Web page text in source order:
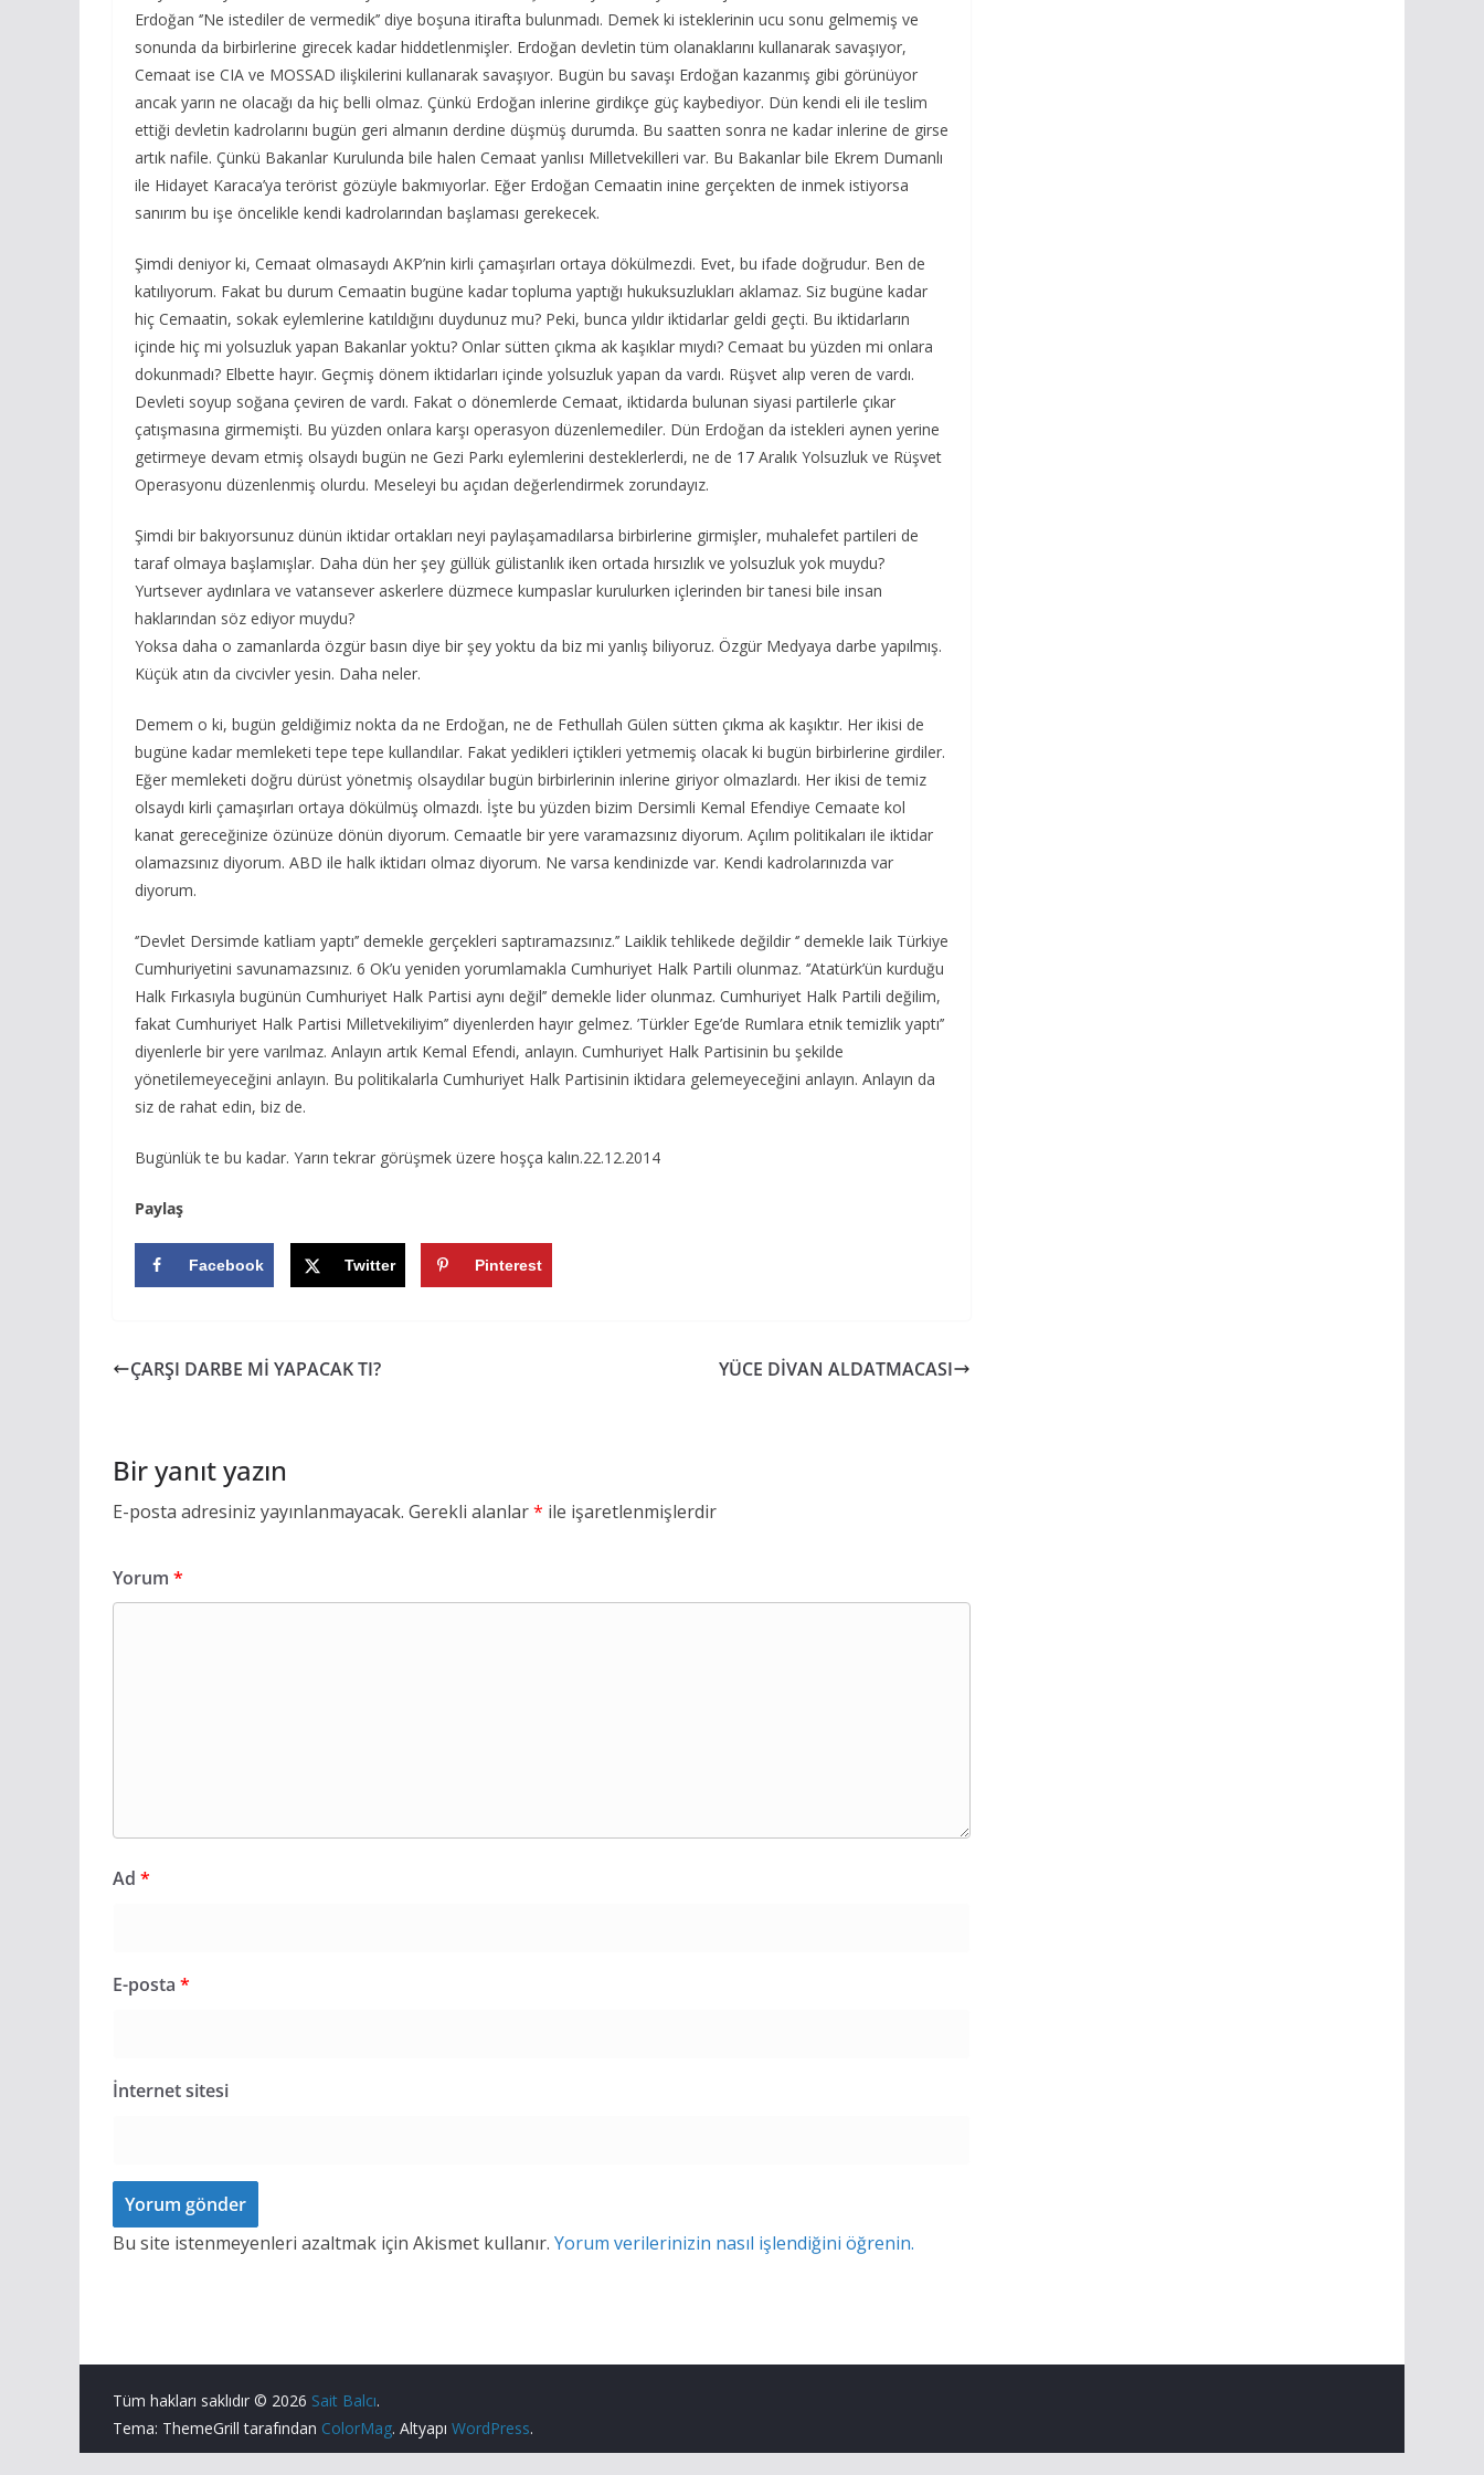
Erdoğan ‘’Ne istediler de vermedik’’ diye boşuna itirafta bulunmadı. Demek ki isteklerinin ucu sonu gelmemiş ve
sonunda da birbirlerine girecek kadar hiddetlenmişler. Erdoğan devletin tüm olanaklarını kullanarak savaşıyor,
Cemaat ise CIA ve MOSSAD ilişkilerini kullanarak savaşıyor. Bugün bu savaşı Erdoğan kazanmış gibi görünüyor
ancak yarın ne olacağı da hiç belli olmaz. Çünkü Erdoğan inlerine girdikçe güç kaybediyor. Dün kendi eli ile teslim
ettiği devletin kadrolarını bugün geri almanın derdine düşmüş durumda. Bu saatten sonra ne kadar inlerine de girse
artık nafile. Çünkü Bakanlar Kurulunda bile halen Cemaat yanlısı Milletvekilleri var. Bu Bakanlar bile Ekrem Dumanlı
ile Hidayet Karaca’ya terörist gözüyle bakmıyorlar. Eğer Erdoğan Cemaatin inine gerçekten de inmek istiyorsa
sanırım bu işe öncelikle kendi kadrolarından başlaması gerekecek.
Şimdi deniyor ki, Cemaat olmasaydı AKP’nin kirli çamaşırları ortaya dökülmezdi. Evet, bu ifade doğrudur. Ben de
katılıyorum. Fakat bu durum Cemaatin bugüne kadar topluma yaptığı hukuksuzlukları aklamaz. Siz bugüne kadar
hiç Cemaatin, sokak eylemlerine katıldığını duydunuz mu? Peki, bunca yıldır iktidarlar geldi geçti. Bu iktidarların
içinde hiç mi yolsuzluk yapan Bakanlar yoktu? Onlar sütten çıkma ak kaşıklar mıydı? Cemaat bu yüzden mi onlara
dokunmadı? Elbette hayır. Geçmiş dönem iktidarları içinde yolsuzluk yapan da vardı. Rüşvet alıp veren de vardı.
Devleti soyup soğana çeviren de vardı. Fakat o dönemlerde Cemaat, iktidarda bulunan siyasi partilerle çıkar
çatışmasına girmemişti. Bu yüzden onlara karşı operasyon düzenlemediler. Dün Erdoğan da istekleri aynen yerine
getirmeye devam etmiş olsaydı bugün ne Gezi Parkı eylemlerini desteklerlerdi, ne de 17 Aralık Yolsuzluk ve Rüşvet
Operasyonu düzenlenmiş olurdu. Meseleyi bu açıdan değerlendirmek zorundayız.
Şimdi bir bakıyorsunuz dünün iktidar ortakları neyi paylaşamadılarsa birbirlerine girmişler, muhalefet partileri de
taraf olmaya başlamışlar. Daha dün her şey güllük gülistanlık iken ortada hırsızlık ve yolsuzluk yok muydu?
Yurtsever aydınlara ve vatansever askerlere düzmece kumpaslar kurulurken içlerinden bir tanesi bile insan
haklarından söz ediyor muydu?
Yoksa daha o zamanlarda özgür basın diye bir şey yoktu da biz mi yanlış biliyoruz. Özgür Medyaya darbe yapılmış.
Küçük atın da civcivler yesin. Daha neler.
Demem o ki, bugün geldiğimiz nokta da ne Erdoğan, ne de Fethullah Gülen sütten çıkma ak kaşıktır. Her ikisi de
bugüne kadar memleketi tepe tepe kullandılar. Fakat yedikleri içtikleri yetmemiş olacak ki bugün birbirlerine girdiler.
Eğer memleketi doğru dürüst yönetmiş olsaydılar bugün birbirlerinin inlerine giriyor olmazlardı. Her ikisi de temiz
olsaydı kirli çamaşırları ortaya dökülmüş olmazdı. İşte bu yüzden bizim Dersimli Kemal Efendiye Cemaate kol
kanat gereceğinize özünüze dönün diyorum. Cemaatle bir yere varamazsınız diyorum. Açılım politikaları ile iktidar
olamazsınız diyorum. ABD ile halk iktidarı olmaz diyorum. Ne varsa kendinizde var. Kendi kadrolarınızda var
diyorum.
‘’Devlet Dersimde katliam yaptı’’ demekle gerçekleri saptıramazsınız.’’ Laiklik tehlikede değildir ‘’ demekle laik Türkiye
Cumhuriyetini savunamazsınız. 6 Ok’u yeniden yorumlamakla Cumhuriyet Halk Partili olunmaz. ‘’Atatürk’ün kurduğu
Halk Fırkasıyla bugünün Cumhuriyet Halk Partisi aynı değil’’ demekle lider olunmaz. Cumhuriyet Halk Partili değilim,
fakat Cumhuriyet Halk Partisi Milletvekiliyim’’ diyenlerden hayır gelmez. ’Türkler Ege’de Rumlara etnik temizlik yaptı’’
diyenlerle bir yere varılmaz. Anlayın artık Kemal Efendi, anlayın. Cumhuriyet Halk Partisinin bu şekilde
yönetilemeyeceğini anlayın. Bu politikalarla Cumhuriyet Halk Partisinin iktidara gelemeyeceğini anlayın. Anlayın da
siz de rahat edin, biz de.
Bugünlük te bu kadar. Yarın tekrar görüşmek üzere hoşça kalın.22.12.2014
Paylaş
Facebook Twitter Pinterest
ÇARŞI DARBE Mİ YAPACAK TI? YÜCE DİVAN ALDATMACASI
Bir yanıt yazın
E-posta adresiniz yayınlanmayacak. Gerekli alanlar* ile işaretlenmişlerdir
Yorum *
Ad *
E-posta *
İnternet sitesi
Bu site istenmeyenleri azaltmak için Akismet kullanır. Yorum verilerinizin nasıl işlendiğini öğrenin.
Tüm hakları saklıdır © 2026 Sait Balcı.
Tema: ThemeGrill tarafından ColorMag. Altyapı WordPress.